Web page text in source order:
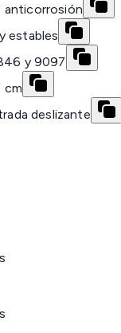
anticorrosión
estables
y 9097
cm
deslizante